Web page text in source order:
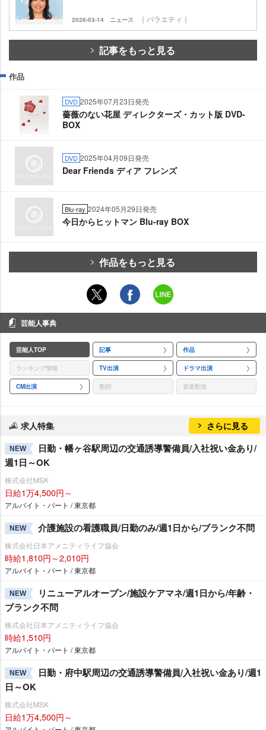
2026-03-14 ニュース ｜バラエティ｜
記事をもっと見る
作品
DVD 2025年07月23日発売
薔薇のない花屋 ディレクターズ・カット版 DVD-
BOX
DVD 2025年04月09日発売
Dear Friends ディア フレンズ
Blu-ray 2024年05月29日発売
今日からヒットマン Blu-ray BOX
作品をもっと見る
芸能人事典
芸能人TOP 記事 作品
ランキング情報 TV出演 ドラマ出演
CM出演 歌詞 音楽配信
求人特集 さらに見る
NEW
日勤・幡ヶ谷駅周辺の交通誘導警備員/入社祝い金あり/
週1日～OK
株式会社MSK
日給1万4,500円～
アルバイト・パート / 東京都
NEW 介護施設の看護職員/日勤のみ/週1日から/ブランク不問
株式会社日本アメニティライフ協会
時給1,810円～2,010円
アルバイト・パート / 東京都
NEW
リニューアルオープン/施設ケアマネ/週1日から/年齢・
ブランク不問
株式会社日本アメニティライフ協会
時給1,510円
アルバイト・パート / 東京都
NEW
日勤・府中駅周辺の交通誘導警備員/入社祝い金あり/週1
日～OK
株式会社MSK
日給1万4,500円～